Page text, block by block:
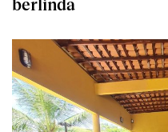
berlinda